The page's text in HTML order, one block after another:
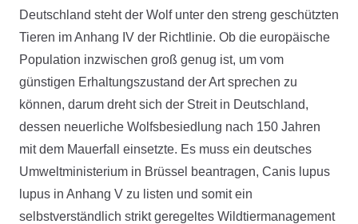
Deutschland steht der Wolf unter den streng geschützten
Tieren im Anhang IV der Richtlinie. Ob die europäische
Population inzwischen groß genug ist, um vom
günstigen Erhaltungszustand der Art sprechen zu
können, darum dreht sich der Streit in Deutschland,
dessen neuerliche Wolfsbesiedlung nach 150 Jahren
mit dem Mauerfall einsetzte. Es muss ein deutsches
Umweltministerium in Brüssel beantragen, Canis lupus
lupus in Anhang V zu listen und somit ein
selbstverständlich strikt geregeltes Wildtiermanagement